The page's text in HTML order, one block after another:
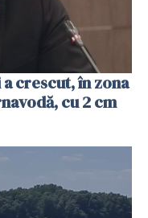
crescut, în zona
cu 2 cm